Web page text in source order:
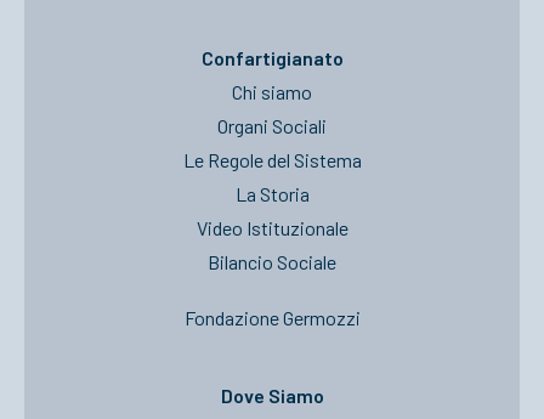
Confartigianato
Chi siamo
Organi Sociali
Le Regole del Sistema
La Storia
Video Istituzionale
Bilancio Sociale
Fondazione Germozzi
Dove Siamo